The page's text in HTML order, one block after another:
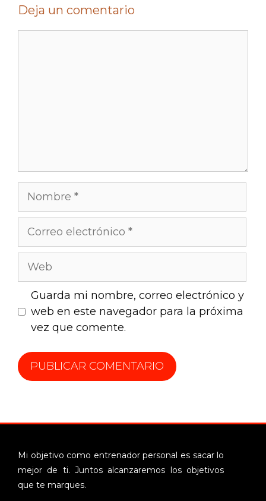
Deja un comentario
Guarda mi nombre, correo electrónico y
web en este navegador para la próxima
vez que comente.
Mi objetivo como entrenador personal es sacar lo
mejor de ti. Juntos alcanzaremos los objetivos
que te marques.